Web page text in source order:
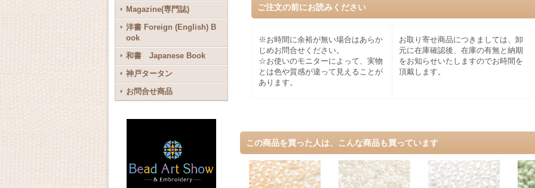
Magazine(専門誌)
洋書 Foreign (English) B
ook
和書 Japanese Book
神戸タータン
お問合せ商品
ご注文の前にお読みください
※お時間に余裕が無い場合はあらか
じめお問合せください。
☆お使いのモニターによって、実物
とは色や質感が違って見えることが
あります。
お取り寄せ商品につきましては、卸
元に在庫確認後、在庫の有無と納期
をお知らせいたしますのでお時間を
頂戴します。
この商品を買った人は、こんな商品も買っています